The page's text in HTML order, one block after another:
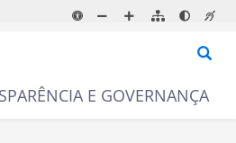
E GOVERNANÇA